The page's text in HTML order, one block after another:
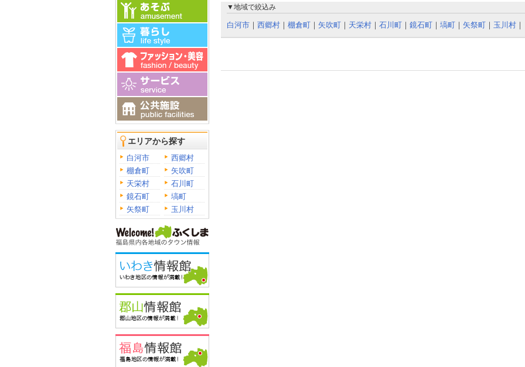
エリアから探す
白河市
西郷村
棚倉町
矢吹町
天栄村
石川町
鏡石町
塙町
矢祭町
玉川村
▼地域で絞込み
白河市 ｜ 西郷村 ｜ 棚倉町 ｜ 矢吹町 ｜ 天栄村 ｜ 石川町 ｜ 鏡石町 ｜ 塙町 ｜ 矢祭町 ｜ 玉川村 ｜